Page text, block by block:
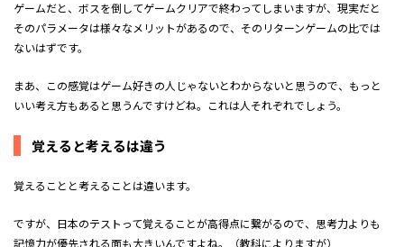
ゲームだと、ボスを倒してゲームクリアで終わってしまいますが、現実だと
そのパラメータは様々なメリットがあるので、そのリターンゲームの比では
ないはずです。
まあ、この感覚はゲーム好きの人じゃないとわからないと思うので、もっと
いい考え方もあると思うんですけどね。これは人それぞれでしょう。
覚えると考えるは違う
覚えることと考えることは違います。
ですが、日本のテストって覚えることが高得点に繋がるので、思考力よりも
記憶力が優先される面も大きいんですよね。（教科によりますが）